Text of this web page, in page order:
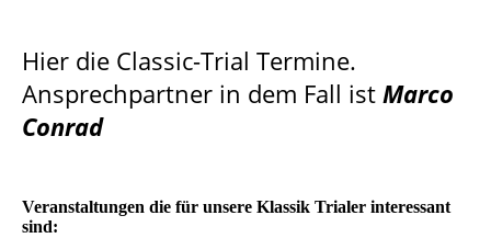
Hier die Classic-Trial Termine.
Ansprechpartner in dem Fall ist Marco
Conrad
Veranstaltungen die für unsere Klassik Trialer interessant
sind: